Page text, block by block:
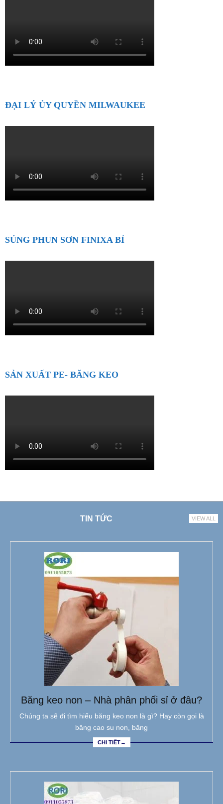
ĐẠI LÝ ỦY QUYỀN MILWAUKEE
SÚNG PHUN SƠN FINIXA BỈ
SẢN XUẤT PE- BĂNG KEO
TIN TỨC VIEW ALL
Băng keo non – Nhà phân phối sỉ ở đâu?
Chúng ta sẽ đi tìm hiểu băng keo non là gì? Hay còn gọi là
băng cao su non, băng
CHI TIẾT→